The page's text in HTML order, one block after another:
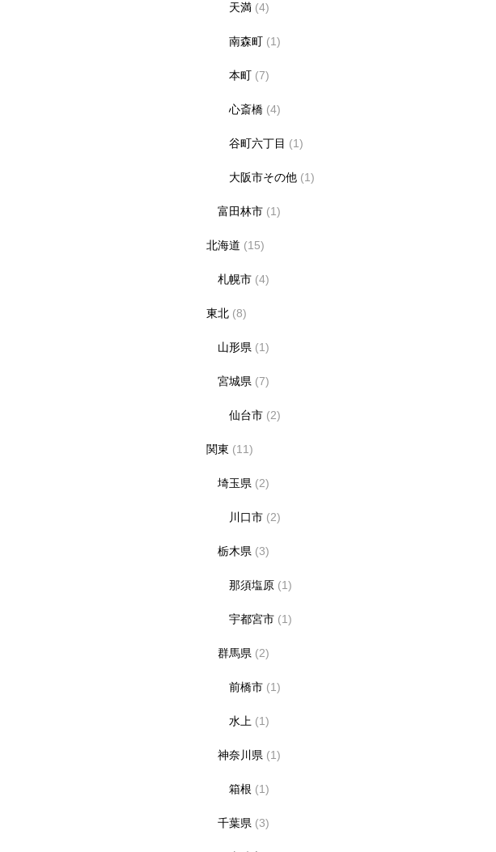
天満 (4)
南森町 (1)
本町 (7)
心斎橋 (4)
谷町六丁目 (1)
大阪市その他 (1)
富田林市 (1)
北海道 (15)
札幌市 (4)
東北 (8)
山形県 (1)
宮城県 (7)
仙台市 (2)
関東 (11)
埼玉県 (2)
川口市 (2)
栃木県 (3)
那須塩原 (1)
宇都宮市 (1)
群馬県 (2)
前橋市 (1)
水上 (1)
神奈川県 (1)
箱根 (1)
千葉県 (3)